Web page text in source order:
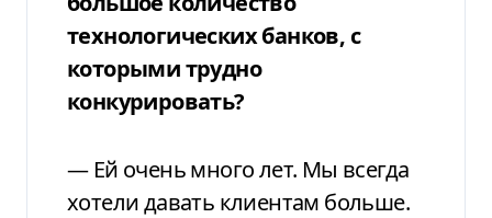
технологических банков, с
которыми трудно
конкурировать?
— Ей очень много лет. Мы всегда
хотели давать клиентам больше.